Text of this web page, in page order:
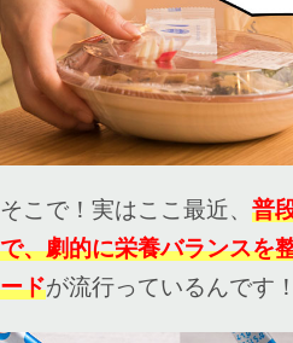
そこで！実はここ最近、 普
で、劇的に栄養バランスを
ードが流行っているんです！